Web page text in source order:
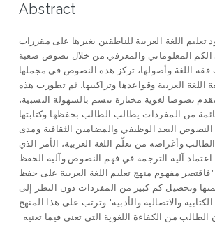
Abstract
تعليم اللغة العربية للناطقين بغيرها على مقررات
الكم المعلوماتي والمعرفي من خلال نصوص صعبة
اللغة وأصولها، تركز هذه النصوص في مجملها
اللغة العربية وقواعدها وتراكيبها. ثم تطورت هذه
نصوصا لغوية مختارة تتسم بالسهولة النسبية،
من المفردات يطالب الطالب بحفظها وكتابتها
البعد الوظيفي والمضامين الثقافية ومدى
الطالب وأغراضه من تعلّم اللغة العربية، الأمر الذي
آلية الترجمة في فهم النصوص وآلية الحفظ
"فاقتصر مفهوم منهج تعليم اللغة العربية على حفظ
وتحصيل كم كبير من المفردات دون النظر إلى
والاتصالية والأدبية" وترتب على هذا المنهج
الطالب من الكفاءة اللغوية التي تعني فيما تعنيه :